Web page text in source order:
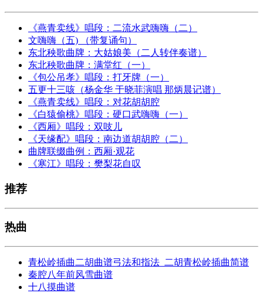
《燕青卖线》唱段：二流水武嗨嗨（二）
文嗨嗨（五) （带复诵句）
东北秧歌曲牌：大姑娘美（二人转伴奏谱）
东北秧歌曲牌：满堂红（一）
《包公吊孝》唱段：打牙牌（一）
五更十三咳（杨金华 于晓菲演唱 那炳晨记谱）
《燕青卖线》唱段：对花胡胡腔
《白猿偷桃》唱段：硬口武嗨嗨（一）
《西厢》唱段：双吱儿
《天缘配》唱段：南边道胡胡腔（二）
曲牌联缀曲例：西厢·观花
《寒江》唱段：樊梨花自叹
推荐
热曲
青松岭插曲二胡曲谱弓法和指法_二胡青松岭插曲简谱
秦腔八年前风雪曲谱
十八摸曲谱